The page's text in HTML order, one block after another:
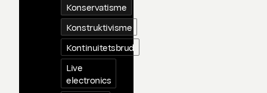
Konservatisme
Konstruktivisme
Kontinuitetsbrud
Live
electronics